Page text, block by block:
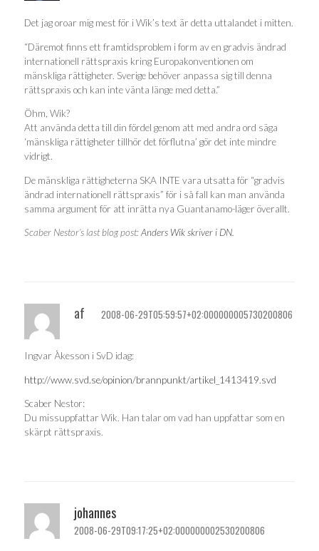
Det jag oroar mig mest för i Wik’s text är detta uttalandet i mitten.
“Däremot finns ett framtidsproblem i form av en gradvis ändrad
internationell rättspraxis kring Europakonventionen om
mänskliga rättigheter. Sverige behöver anpassa sig till denna
rättspraxis och kan inte vänta länge med detta.”
Öhm, Wik?
Att använda detta till din fördel genom att med andra ord säga
‘mänskliga rättigheter tillhör det förflutna’ gör det inte mindre
vidrigt.
De mänskliga rättigheterna SKA INTE vara utsatta för “gradvis
ändrad internationell rättspraxis” för i så fall kan man använda
samma argument för att inrätta nya Guantanamo-läger överallt.
Scaber Nestor’s last blog post:Anders Wik skriver i DN.
af 2008-06-29T05:59:57+02:000000005730200806
Ingvar Åkesson i SvD idag:
http://www.svd.se/opinion/brannpunkt/artikel_1413419.svd
Scaber Nestor:
Du missuppfattar Wik. Han talar om vad han uppfattar som en
skärpt rättspraxis.
johannes
2008-06-29T09:17:25+02:000000002530200806